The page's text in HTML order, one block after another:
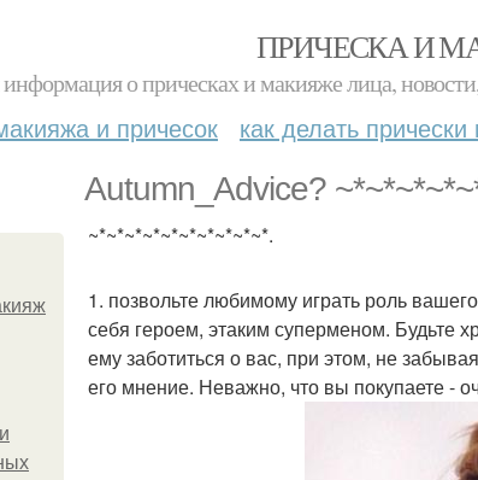
ПРИЧЕСКА И
информация о прическах и макияже лица,
и причесок как делать
Autumn_Advice?
~*~*~*~*~*~*~*~*~*~*.
1. позвольте любимому играть роль
себя героем, этаким суперменом. Будьте
ему заботиться о вас, при этом, не
его мнение. Неважно, что вы покупаете -